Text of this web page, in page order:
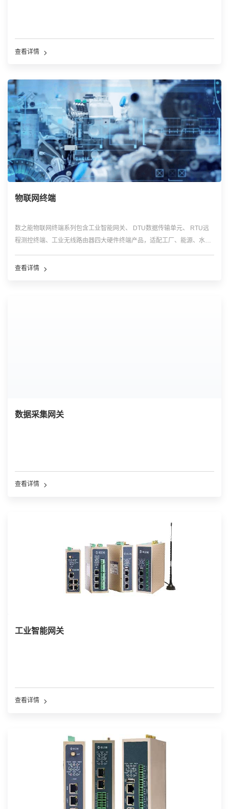
查看详情
物联网终端
数之能物联网终端系列包含工业智能网关、 DTU数据传输单元、 RTU远
程测控终端、工业无线路由器四大硬件终端产品，适配工厂、能源、水
处理、远距离稳定传输。
查看详情
数据采集网关
查看详情
工业智能网关
查看详情